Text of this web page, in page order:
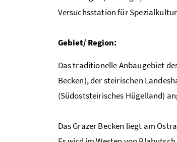
Versuchsstation für
Gebiet/ Region:
Das traditionelle Anbaugebiet
Becken), der steirischen
(Südoststeirisches Hügelland)
Das Grazer Becken liegt am